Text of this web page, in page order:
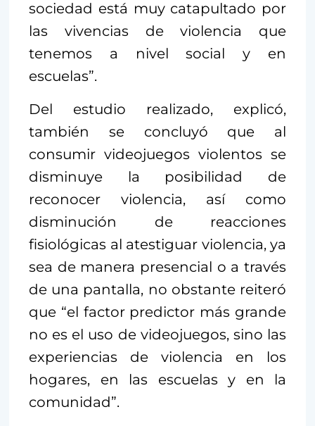
sociedad está muy catapultado por
las vivencias de violencia que
tenemos a nivel social y en
escuelas”.
Del estudio realizado, explicó,
también se concluyó que al
consumir videojuegos violentos se
disminuye la posibilidad de
reconocer violencia, así como
disminución de reacciones
fisiológicas al atestiguar violencia, ya
sea de manera presencial o a través
de una pantalla, no obstante reiteró
que “el factor predictor más grande
no es el uso de videojuegos, sino las
experiencias de violencia en los
hogares, en las escuelas y en la
comunidad”.